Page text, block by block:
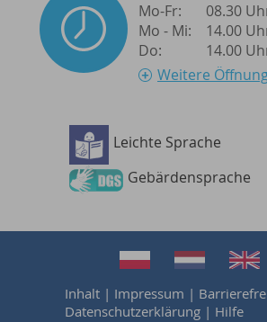
Mo-Fr:
Mo - Mi:
Do:
08.30
14.00
14.00
Weitere
Barrierefreiheit
Leichte Sprache
Gebärdensprache
Inhalt| Impressum |
Datenschutzerklärung| Hilfe